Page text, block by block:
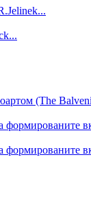
(The